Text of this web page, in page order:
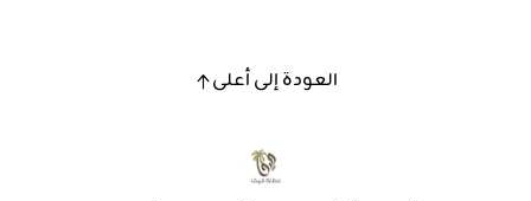
العودة إلى أعلى